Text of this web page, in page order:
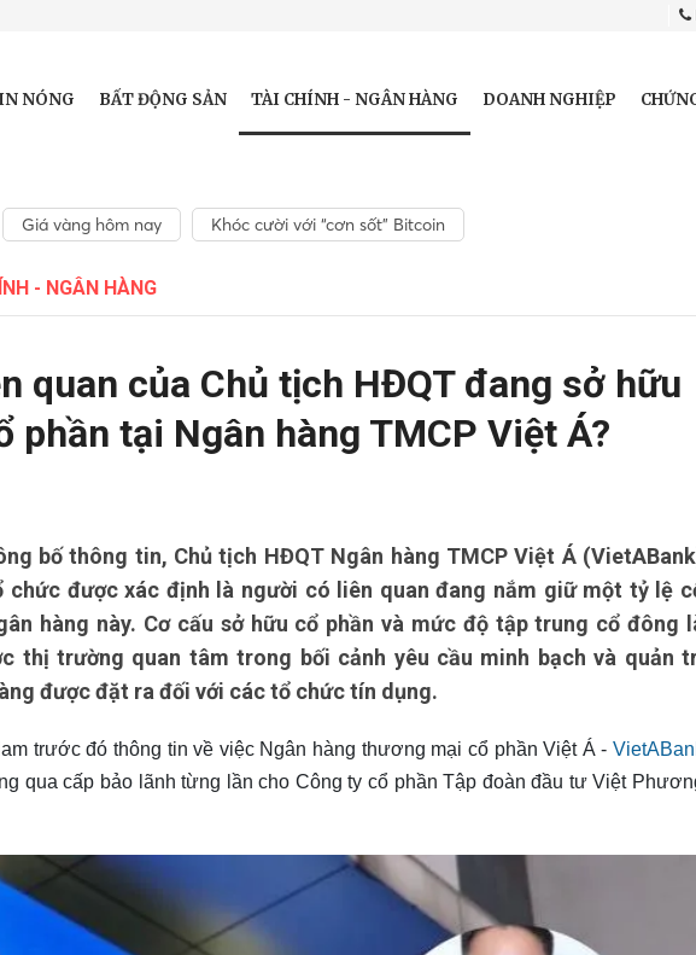
NÓNG BẤT ĐỘNG SẢN TÀI CHÍNH - NGÂN HÀNG DOANH NGHIỆP
Giá vàng hôm nay Khóc cười với “cơn sốt” Bitcoin
- NGÂN HÀNG
quan của Chủ tịch HĐQT đang sở hữu
phần tại Ngân hàng TMCP Việt Á?
bố thông tin, Chủ tịch HĐQT Ngân hàng TMCP Việt Á
chức được xác định là người có liên quan đang nắm giữ một tỷ lệ
hàng này. Cơ cấu sở hữu cổ phần và mức độ tập trung cổ đông
thị trường quan tâm trong bối cảnh yêu cầu minh bạch và quản
được đặt ra đối với các tổ chức tín dụng.
trước đó thông tin về việc Ngân hàng thương mại cổ phần Việt Á -
qua cấp bảo lãnh từng lần cho Công ty cổ phần Tập đoàn đầu tư Việt